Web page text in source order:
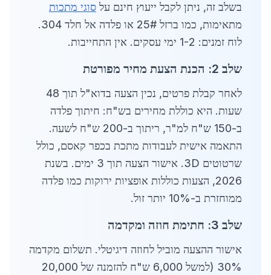
בשלב זה, ניתן לקבל ייעוץ חינם על סוגי מתכות
מתאימות, כמו ברזל 25# או פלדה אל חלד 304.
לוח זמנים: 1-2 ימי עסקים. אין התחייבות.
שלב 2: הכנת הצעת מחיר מפורטת
לאחר קבלת פרטים, נכין הצעה בדוא"ל תוך 48
שעות. היא כוללת מחירים בש"ח: חיתוך פלדה
ב-150 ש"ח למ"ר, ריתוך ב-200 ש"ח לשעה.
התאמה אישית לעבודות מתכת בכפר קאסם, כולל
שרטוטים 3D. אישור הצעה תוך 3 ימים. בשנת
2026, הצעות כוללות אופציות ירוקות כמו פלדה
ממוחזרת ב-10% יותר זול.
שלב 3: חתימת חוזה ומקדמה
אישור ההצעה מוביל לחוזה דיגיטלי. תשלום מקדמה
30% (למשל 6,000 ש"ח להזמנה של 20,000